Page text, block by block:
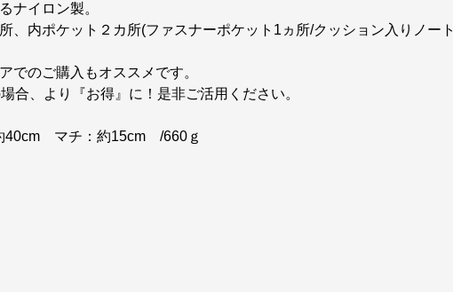
ナイロン製。
、内ポケット２カ所(ファスナーポケット1ヵ所/クッション入りノート
でのご購入もオススメです。
合、より『お得』に！是非ご活用ください。
40cm マチ：約15cm /660ｇ